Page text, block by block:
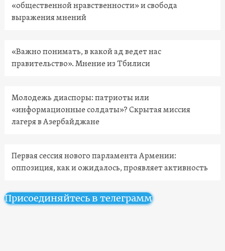
«общественной нравственности» и свобода
выражения мнений
«Важно понимать, в какой ад ведет нас
правительство». Мнение из Тбилиси
Молодежь диаспоры: патриоты или
«информационные солдаты»? Скрытая миссия
лагеря в Азербайджане
Первая сессия нового парламента Армении:
оппозиция, как и ожидалось, проявляет активность
Присоединяйтесь в телеграмм